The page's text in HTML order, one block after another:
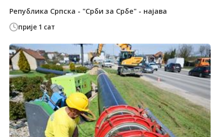
прије 1 сат
Република Српска - "Срби за Србе" - најава